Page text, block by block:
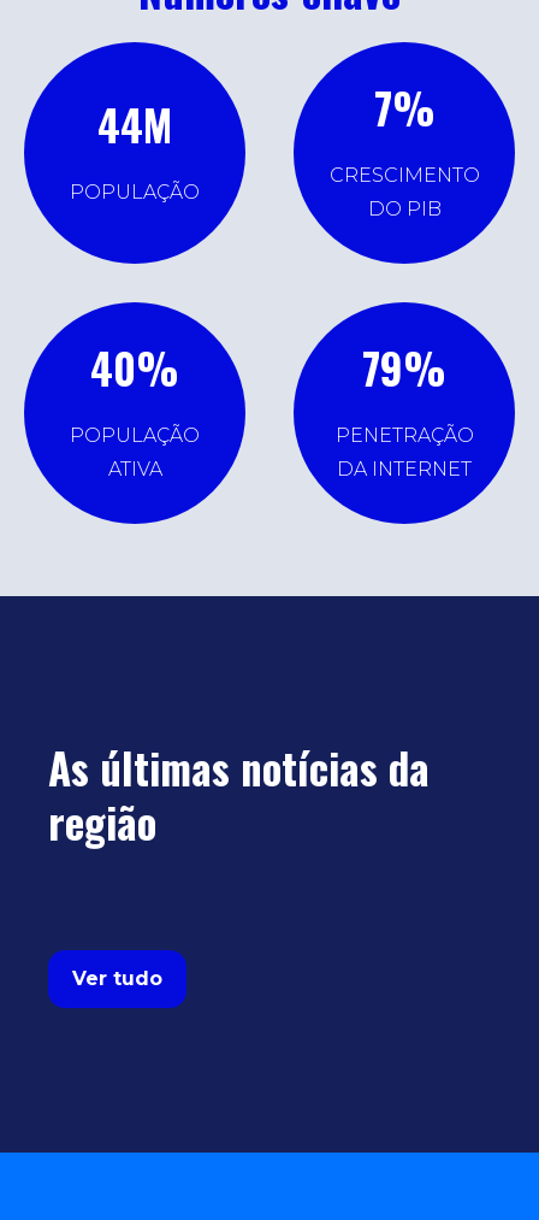
44M
POPULAÇÃO
7%
CRESCIMENTO
DO PIB
40%
POPULAÇÃO
ATIVA
79%
PENETRAÇÃO
DA INTERNET
As últimas notícias da
região
Ver tudo